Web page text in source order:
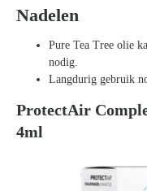
Nadelen
Pure Tea Tree olie
nodig.
Langdurig gebruik
ProtectAir
4ml